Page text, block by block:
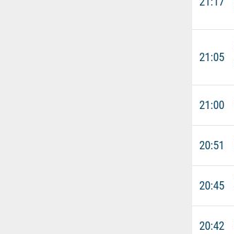
21:05
21:00
20:51
20:45
20:42